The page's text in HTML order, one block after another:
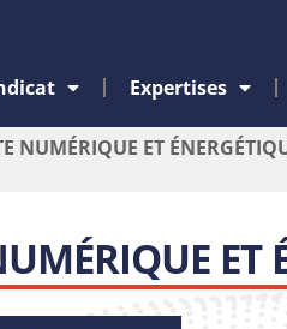
Expertises
NUMÉRIQUE ET
ET